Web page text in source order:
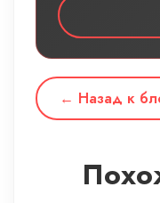
← Назад к